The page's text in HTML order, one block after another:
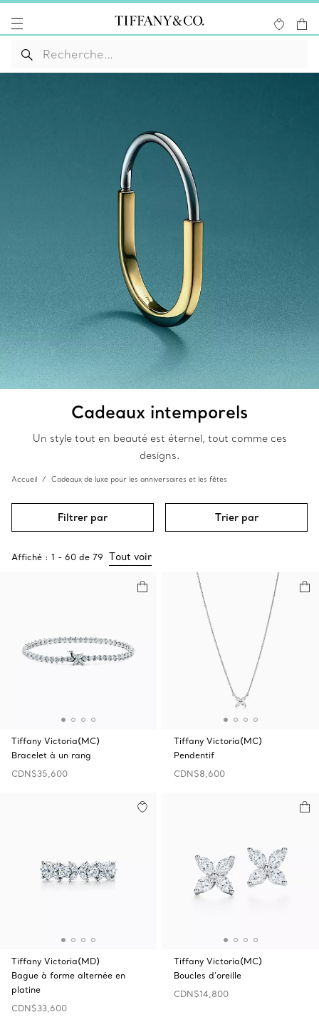
Cadeaux intemporels
Un style tout en beauté est éternel, tout comme ces
designs.
Accueil Cadeaux de luxe pour les anniversaires et les fêtes
Filtrer par Trier par
Affiché : 1 - 60 de 79 Tout voir
Tiffany Victoria(MC)
Bracelet à un rang
CDN$35,600
Tiffany Victoria(MC)
Pendentif
CDN$8,600
Tiffany Victoria(MD)
Bague à forme alternée en
platine
CDN$33,600
Tiffany Victoria(MC)
Boucles d’oreille
CDN$14,800